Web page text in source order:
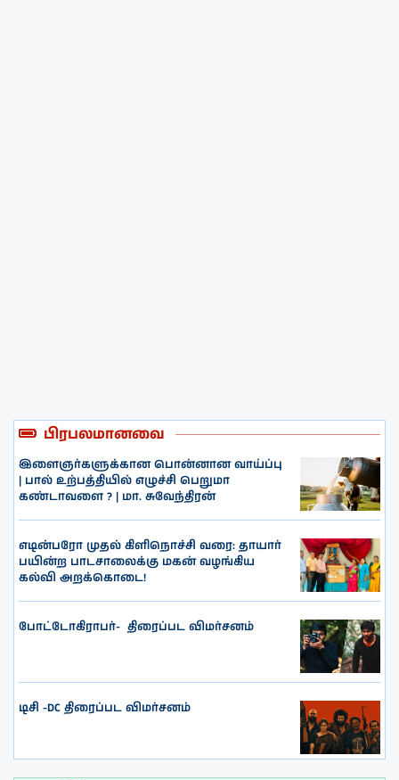
பிரபலமானவை
இளைஞர்களுக்கான பொன்னான வாய்ப்பு
| பால் உற்பத்தியில் எழுச்சி பெறுமா
கண்டாவளை ? | மா. சுவேந்திரன்
எடின்பரோ முதல் கிளிநொச்சி வரை: தாயார்
பயின்ற பாடசாலைக்கு மகன் வழங்கிய
கல்வி அறக்கொடை!
போட்டோகிராபர்- ‌ திரைப்பட விமர்சனம்
டிசி -DC திரைப்பட விமர்சனம்